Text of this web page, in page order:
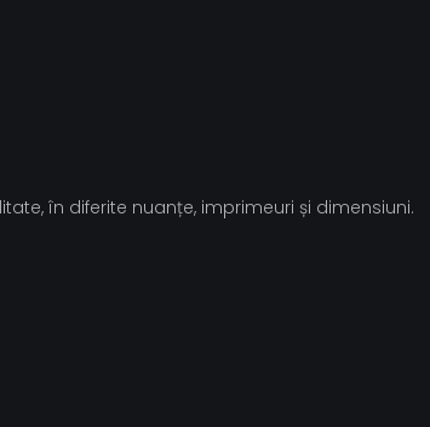
în diferite nuanțe, imprimeuri și dimensiuni.